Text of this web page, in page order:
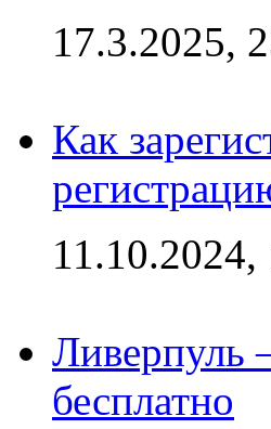
17.3.2025,
Как
11.10.2024,
Ливерпуль
бесплатно